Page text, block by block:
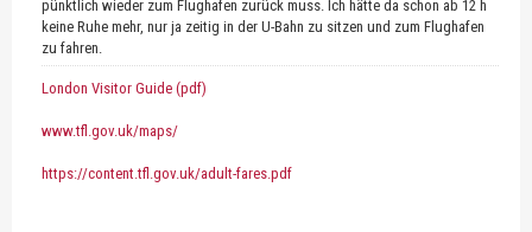
pünktlich wieder zum Flughafen zurück muss. Ich hätte da schon ab 12 h
keine Ruhe mehr, nur ja zeitig in der U-Bahn zu sitzen und zum Flughafen
zu fahren.
London Visitor Guide (pdf)
www.tfl.gov.uk/maps/
https://content.tfl.gov.uk/adult-fares.pdf